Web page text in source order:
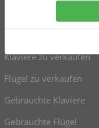
Resümee
Klaviere zu verkaufen
Flügel zu verkaufen
Gebrauchte Klaviere
Gebrauchte Flügel